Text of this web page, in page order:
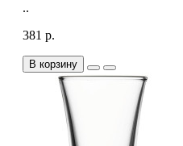
..
381 р.
В корзину